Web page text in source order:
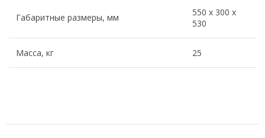
Габаритные размеры, мм
550 х 300 х
530
Масса, кг 25